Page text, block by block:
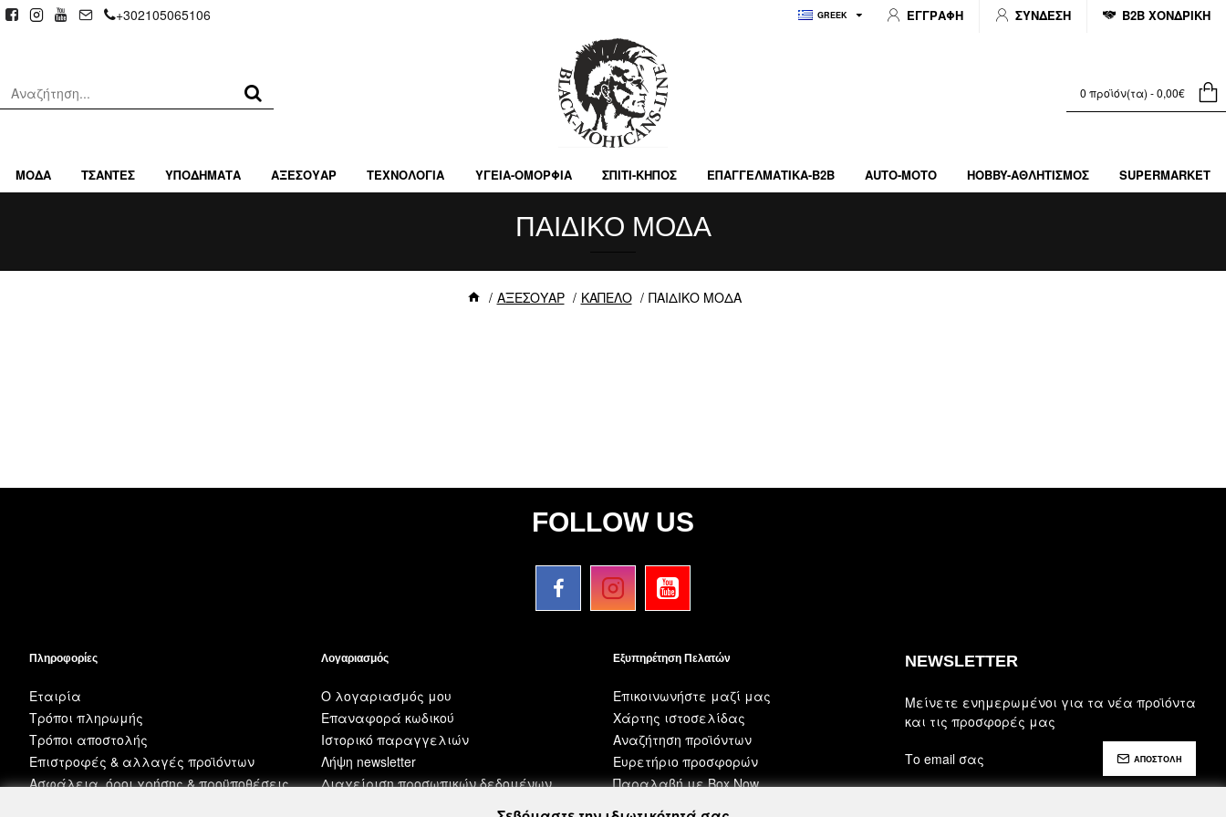
+302105065106 GREEK ΕΓΓΡΑΦΗ ΣΥΝΔΕΣΗ B2B ΧΟΝΔΡΙΚΗ
0 προϊόν(τα) - 0,00€
ΜΟΔΑ ΤΣΑΝΤΕΣ ΥΠΟΔΗΜΑΤΑ ΑΞΕΣΟΥΑΡ ΤΕΧΝΟΛΟΓΙΑ ΥΓΕΙΑ-ΟΜΟΡΦΙΑ ΣΠΙΤΙ-ΚΗΠΟΣ ΕΠΑΓΓΕΛΜΑΤΙΚA-B2B AUTO-MOTO HOBBY-ΑΘΛΗΤΙΣΜΌΣ SUPERMARKET
ΑΞΕΣΟΥΑΡ ΚΑΠΕΛΟ ΠΑΙΔΙΚΟ ΜΟΔΑ
ΠΑΙΔΙΚΟ ΜΟΔΑ
FOLLOW US
Πληροφορίες
Εταιρία
Τρόποι πληρωμής
Τρόποι αποστολής
Επιστροφές & αλλαγές προϊόντων
Ασφάλεια, όροι χρήσης & προϋποθέσεις
Λογαριασμός
Ο λογαριασμός μου
Επαναφορά κωδικού
Ιστορικό παραγγελιών
Λήψη newsletter
Διαχείριση προσωπικών δεδομένων
Εξυπηρέτηση Πελατών
Επικοινωνήστε μαζί μας
Χάρτης ιστοσελίδας
Αναζήτηση προϊόντων
Ευρετήριο προσφορών
Παραλαβή με Box Now
NEWSLETTER
Μείνετε ενημερωμένοι για τα νέα προϊόντα
και τις προσφορές μας
ΑΠΟΣΤΟΛΗ